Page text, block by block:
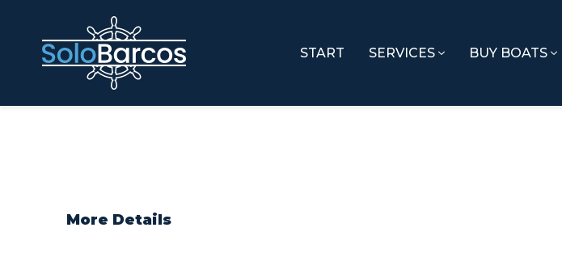
START SERVICES BUY BOATS
More Details